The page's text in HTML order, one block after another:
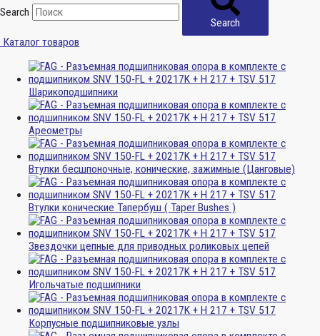
Search
Search
Каталог товаров
Шарикоподшипники
Ареометры
Втулки бесшпоночные, конические, зажимные (Цанговые)
Втулки конические Тапербуш ( Taper Bushes )
Звездочки цепные для приводных роликовых цепей
Игольчатые подшипники
Корпусные подшипниковые узлы